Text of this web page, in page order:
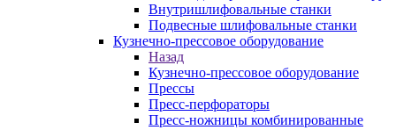
Внутришлифовальные станки
Подвесные шлифовальные станки
Кузнечно-прессовое оборудование
Назад
Кузнечно-прессовое оборудование
Прессы
Пресс-перфораторы
Пресс-ножницы комбинированные